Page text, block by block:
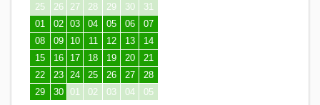
25
26 27 28 29 30
31
01
02 03 04 05 06
07
08
09 10 11 12 13
14
15
16 17 18 19 20
21
22
23 24 25 26 27
28
29
30 01 02 03 04 05